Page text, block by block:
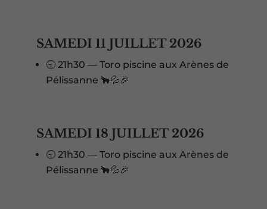
SAMEDI 11 JUILLET 2026
🕤 21h30 — Toro piscine aux Arènes de
Pélissanne 🐂💦🎉
SAMEDI 18 JUILLET 2026
🕤 21h30 — Toro piscine aux Arènes de
Pélissanne 🐂💦🎉